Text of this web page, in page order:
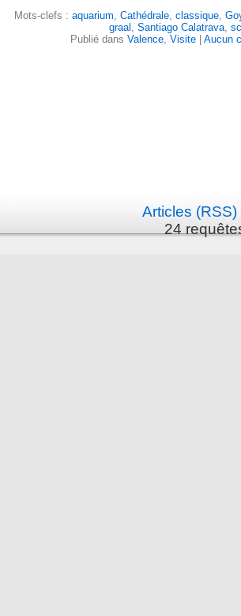
Mots-clefs : aquarium Cathédrale classique
graal
Santiago Calatrava,
Publié dans Valence Visite Aucun
Articles (RSS)
24